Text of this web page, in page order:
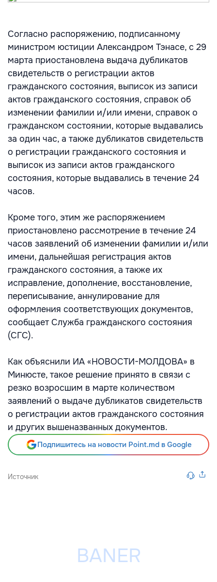
Согласно распоряжению, подписанному
министром юстиции Александром Тэнасе, с 29
марта приостановлена выдача дубликатов
свидетельств о регистрации актов
гражданского состояния, выписок из записи
актов гражданского состояния, справок об
изменении фамилии и/или имени, справок о
гражданском состоянии, которые выдавались
за один час, а также дубликатов свидетельств
о регистрации гражданского состояния и
выписок из записи актов гражданского
состояния, которые выдавались в течение 24
часов.
Кроме того, этим же распоряжением
приостановлено рассмотрение в течение 24
часов заявлений об изменении фамилии и/или
имени, дальнейшая регистрация актов
гражданского состояния, а также их
исправление, дополнение, восстановление,
переписывание, аннулирование для
оформления соответствующих документов,
сообщает Служба гражданского состояния
(СГС).
Как объяснили ИА «НОВОСТИ-МОЛДОВА» в
Минюсте, такое решение принято в связи с
резко возросшим в марте количеством
заявлений о выдаче дубликатов свидетельств
о регистрации актов гражданского состояния
и других вышеназванных документов.
Подпишитесь на новости Point.md в Google
Источник